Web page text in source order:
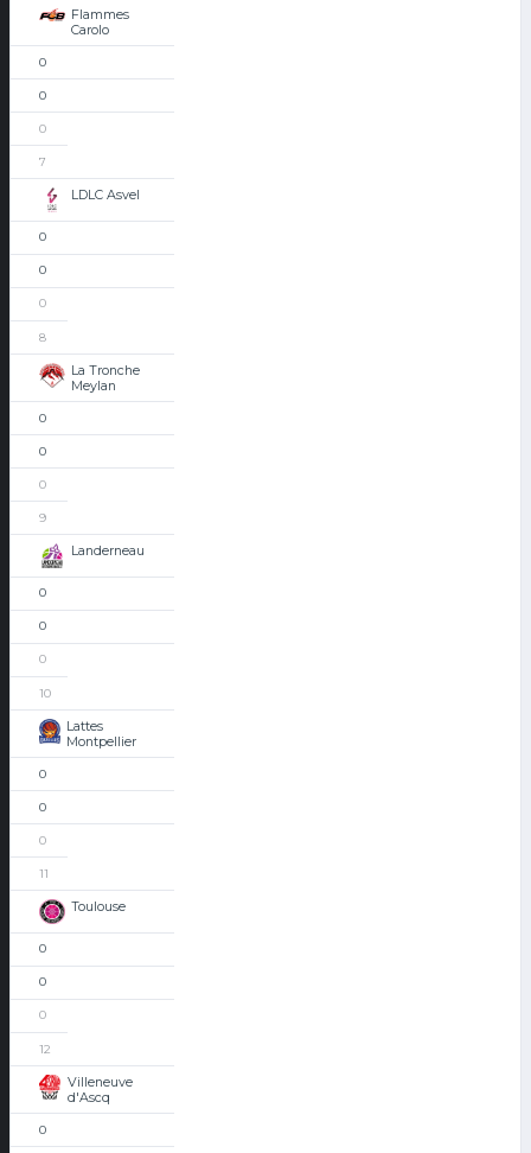
Flammes
Carolo
0
0
0
7
LDLC Asvel
0
0
0
8
La Tronche
Meylan
0
0
0
9
Landerneau
0
0
0
10
Lattes
Montpellier
0
0
0
11
Toulouse
0
0
0
12
Villeneuve
d'Ascq
0